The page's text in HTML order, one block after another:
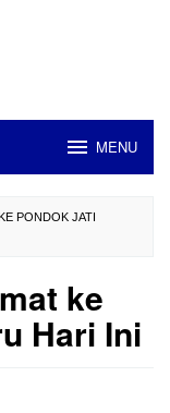
MENU
PONDOK JATI
ke
Hari Ini